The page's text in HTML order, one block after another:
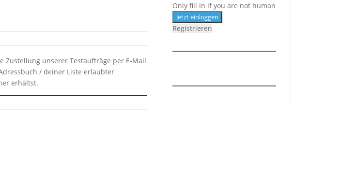
Zustellung unserer Testaufträge per E-Mail
/ deiner Liste erlaubter
erhältst.
Only fill in if you are not human
Registrieren